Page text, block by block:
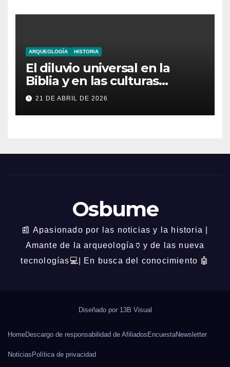
ARQUEOLOGÍA HISTORIA
El diluvio universal en la
Biblia y en las culturas
antiguas
21 DE ABRIL DE 2026
Osbume
📰 Apasionado por las noticias y la historia |
Amante de la arqueología🏺y de las nueva
tecnologías💻| En busca del conocimiento 🤖
Diseñado por 13B Visual
HomeDescargo de responsabilidad de Afiliados EncuestaNewsletter
Noticias Política de privacidad